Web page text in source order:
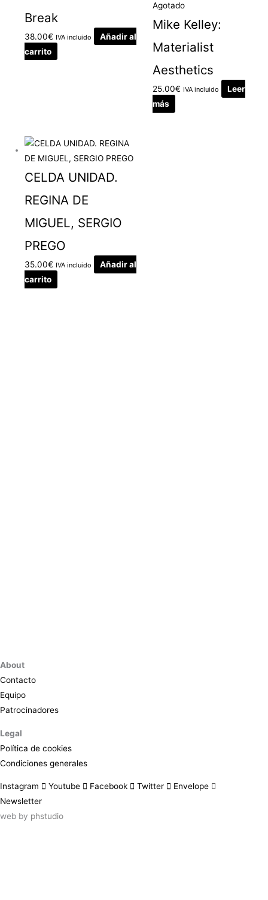
Break
38.00€ IVA incluido
Añadir al
carrito
Agotado
Mike Kelley:
Materialist
Aesthetics
25.00€ IVA incluido
Leer
más
CELDA UNIDAD.
REGINA DE
MIGUEL, SERGIO
PREGO
35.00€ IVA incluido
Añadir al
carrito
About
Contacto
Equipo
Patrocinadores
Legal
Política de cookies
Condiciones generales
Instagram Youtube Facebook Twitter
Envelope
Newsletter
web by phstudio